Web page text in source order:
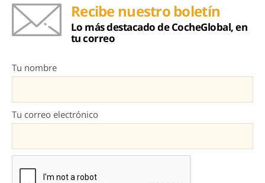
Recibe nuestro boletín
Lo más destacado de CocheGlobal, en
tu correo
Tu nombre
Tu correo electrónico